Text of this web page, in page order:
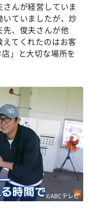
んが経営していま
ていましたが、炒
、俊夫さんが他
てくれたのはお客
」と大切な場所を
©ABCテレビ